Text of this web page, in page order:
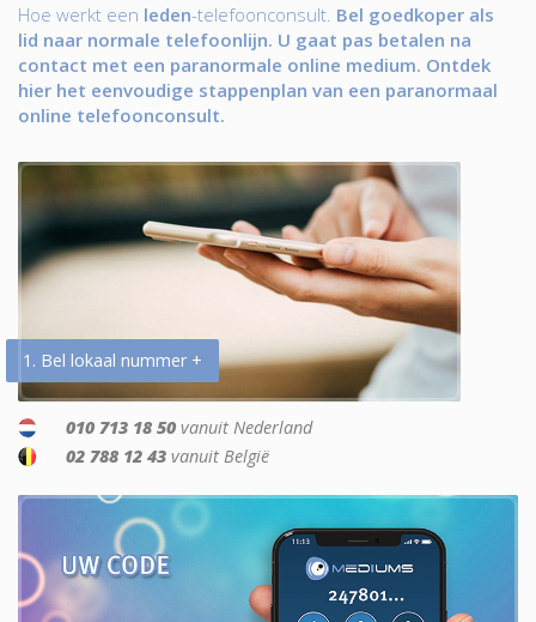
Hoe werkt een leden-telefoonconsult. Bel goedkoper als
lid naar normale telefoonlijn. U gaat pas betalen na
contact met een paranormale online medium. Ontdek
hier het eenvoudige stappenplan van een paranormaal
online telefoonconsult.
1. Bel lokaal nummer +
010 713 18 50 vanuit Nederland
02 788 12 43 vanuit België